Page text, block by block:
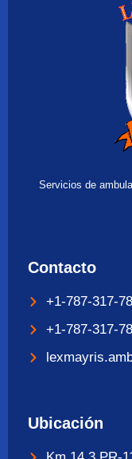
Servicios de
Contacto
+1-787-317-
+1-787-317-
Ubicación